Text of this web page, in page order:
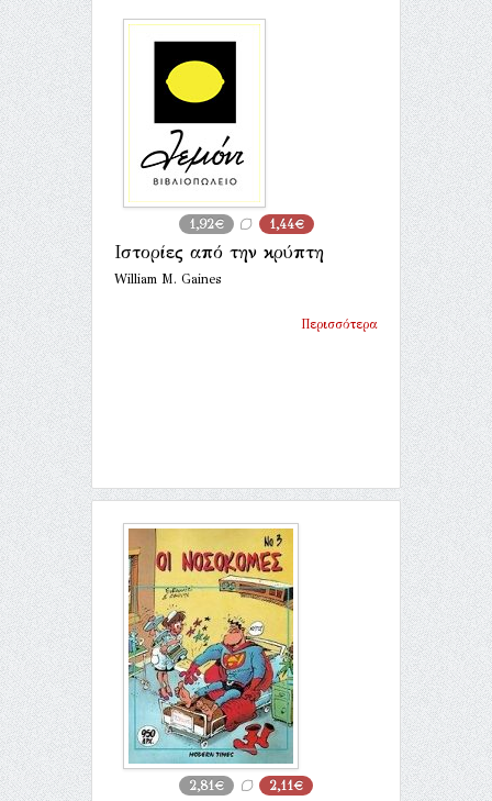
1,92€ 1,44€
Ιστορίες από την κρύπτη
William M. Gaines
Περισσότερα
2,81€ 2,11€